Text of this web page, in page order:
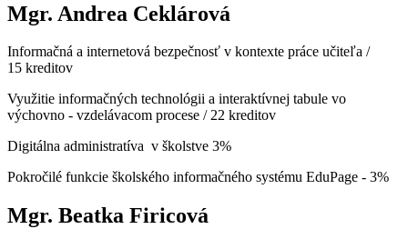
Mgr. Andrea Ceklárová
Informačná a internetová bezpečnosť v kontexte práce učiteľa /
15 kreditov
Využitie informačných technológii a interaktívnej tabule vo
výchovno - vzdelávacom procese / 22 kreditov
Digitálna administratíva v školstve 3%
Pokročilé funkcie školského informačného systému EduPage - 3%
Mgr. Beatka Firicová